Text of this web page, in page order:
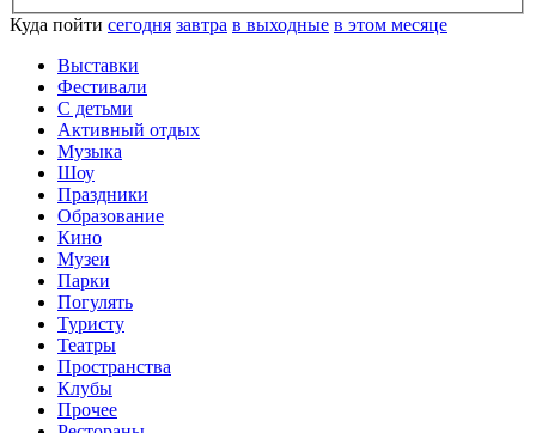
Куда пойти сегодня завтра в выходные в этом месяце
Выставки
Фестивали
С детьми
Активный отдых
Музыка
Шоу
Праздники
Образование
Кино
Музеи
Парки
Погулять
Туристу
Театры
Пространства
Клубы
Прочее